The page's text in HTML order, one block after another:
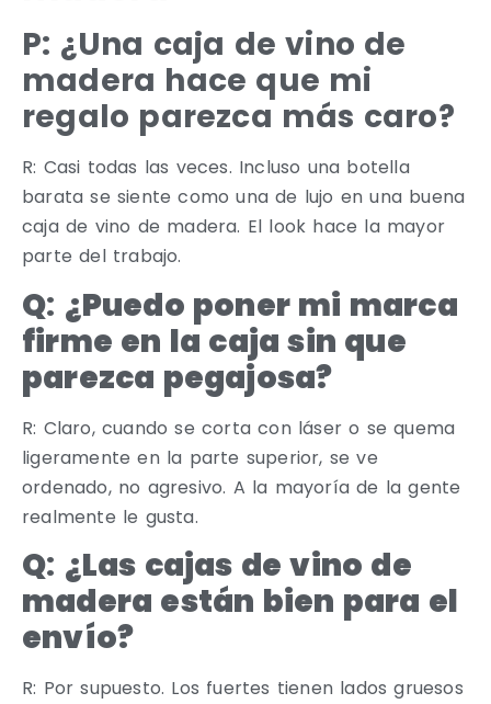
P: ¿Una caja de vino de
madera hace que mi
regalo parezca más caro?
R: Casi todas las veces. Incluso una botella
barata se siente como una de lujo en una buena
caja de vino de madera. El look hace la mayor
parte del trabajo.
Q: ¿Puedo poner mi marca
firme en la caja sin que
parezca pegajosa?
R: Claro, cuando se corta con láser o se quema
ligeramente en la parte superior, se ve
ordenado, no agresivo. A la mayoría de la gente
realmente le gusta.
Q: ¿Las cajas de vino de
madera están bien para el
envío?
R: Por supuesto. Los fuertes tienen lados gruesos